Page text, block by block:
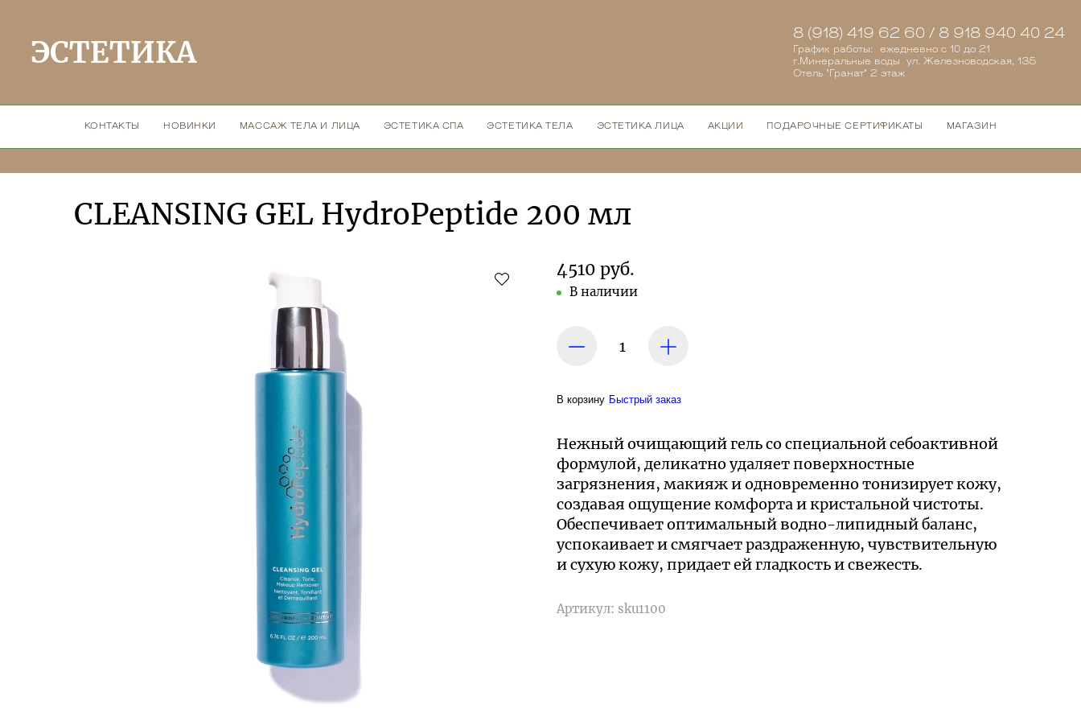
ЭСТЕТИКА 8 (918) 419 62 60 / 8 918 940 40 24
График работы: ежедневно с 10 до 21
г.Минеральные воды ул. Железноводская, 135
Отель "Гранат" 2 этаж
КОНТАКТЫ НОВИНКИ МАССАЖ ТЕЛА И ЛИЦА ЭСТЕТИКА СПА ЭСТЕТИКА ТЕЛА ЭСТЕТИКА ЛИЦА АКЦИИ ПОДАРОЧНЫЕ СЕРТИФИКАТЫ МАГАЗИН
CLEANSING GEL HydroPeptide 200 мл
4510 руб.
В наличии
В корзину Быстрый заказ
Нежный очищающий гель со специальной себоактивной
формулой, деликатно удаляет поверхностные
загрязнения, макияж и одновременно тонизирует кожу,
создавая ощущение комфорта и кристальной чистоты.
Обеспечивает оптимальный водно-липидный баланс,
успокаивает и смягчает раздраженную, чувствительную
и сухую кожу, придает ей гладкость и свежесть.
Артикул: sku1100